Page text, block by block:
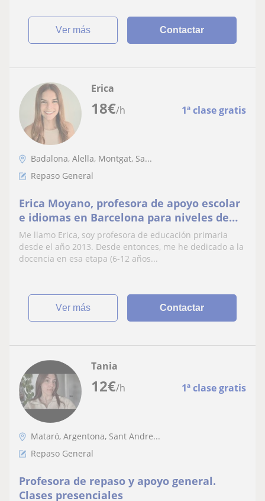
ver más Contactar
18€/h 1ª clase gratis
Erica
Badalona, Alella, Montgat, Sa...
Repaso General
Erica Moyano, profesora de apoyo escolar
e idiomas en Barcelona para niveles de
primaria, secundaria y adultos
Me llamo Erica, soy profesora de educación primaria
desde el año 2013. Desde entonces, me he dedicado a la
docencia en esa etapa (6-12 años...
ver más Contactar
12€/h 1ª clase gratis
Tania
Mataró, Argentona, Sant Andre...
Repaso General
Profesora de repaso y apoyo general.
Clases presenciales